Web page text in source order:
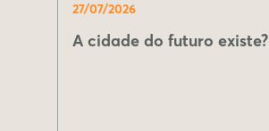
27/07/2026
A cidade do futuro existe?